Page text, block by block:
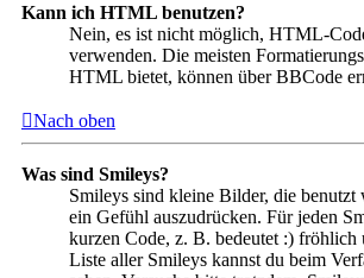
Kann ich HTML benutzen?
Nein, es ist nicht möglich, HTML-
verwenden. Die meisten
HTML bietet, können über BBCode
Nach oben
Was sind Smileys?
Smileys sind kleine Bilder, die benutzt
ein Gefühl auszudrücken. Für jeden
kurzen Code, z. B. bedeutet :)
Liste aller Smileys kannst du beim